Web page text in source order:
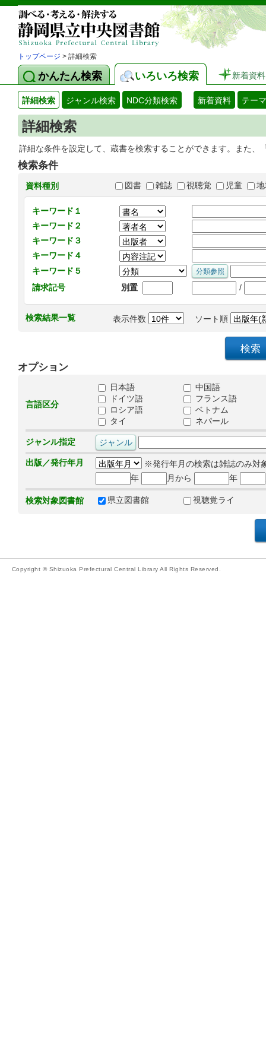
トップページ > 詳細検索
かんたん検索 いろいろ検索 新着資料
詳細検索 ジャンル検索 NDC分類検索 新着資料 テー
詳細検索
詳細な条件を設定して、蔵書を検索することができます。また
検索条件
資料種別 図書 雑誌 視聴覚 児童
キーワード１
キーワード２
キーワード３
キーワード４
キーワード５
請求記号
別置 /
検索結果一覧 表示件数 ソート順
オプション
言語区分
日本語
中国語
ドイツ語
フランス語
ロシア語
ベトナム
タイ
ネパール
ジャンル指定
出版／発行年月
※発行年月の検索は雑誌のみ対
年
月から 年
検索対象図書館 県立図書館 視聴覚ライ
Copyright © Shizuoka Prefectural Central Library All Rights Reserved.